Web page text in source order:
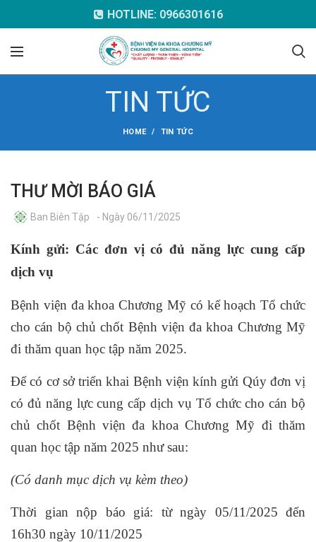
HOTLINE: 0966301616
TIN TỨC
HOME TIN TỨC
THƯ MỜI BÁO GIÁ
Ban Biên Tập - Ngày 06/11/2025
Kính gửi: Các đơn vị có đủ năng lực cung cấp
dịch vụ
Bệnh viện đa khoa Chương Mỹ có kế hoạch Tổ chức
cho cán bộ chủ chốt Bệnh viện đa khoa Chương Mỹ
đi thăm quan học tập năm 2025.
Để có cơ sở triển khai Bệnh viện kính gửi Qúy đơn vị
có đủ năng lực cung cấp dịch vụ Tổ chức cho cán bộ
chủ chốt Bệnh viện đa khoa Chương Mỹ đi thăm
quan học tập năm 2025 như sau:
(Có danh mục dịch vụ kèm theo)
Thời gian nộp báo giá: từ ngày 05/11/2025 đến
16h30 ngày 10/11/2025